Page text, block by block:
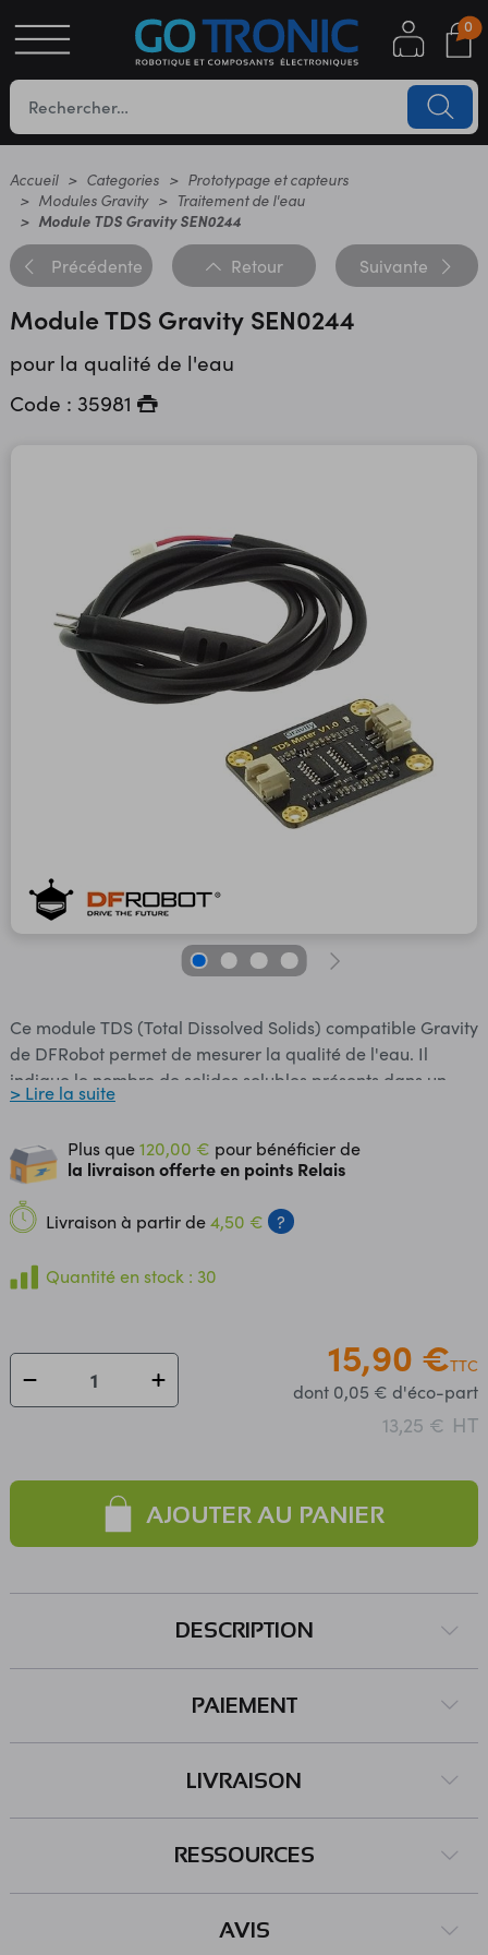
0
Accueil Categories
Prototypage et capteurs
Modules Gravity
Traitement de l'eau
Module TDS Gravity SEN0244
Précédente Retour Suivante
Module TDS Gravity SEN0244
pour la qualité de l'eau
Code : 35981
Ce module TDS (Total Dissolved Solids) compatible Gravity
de DFRobot permet de mesurer la qualité de l'eau. Il
indique le nombre de solides solubles présents dans un
litre d'eau. Plus la valeur en sortie du capteur est élevée et
de mesure étanche TDS à deux aiguilles pouvant être
immergée pendant une longue durée. Ce kit peut être
utilisé avec un simple programme ou avec une librairie
compatible Arduino® disponibles en fiche technique. Ce
module se raccorde sur une entrée analogique d'une carte
compatible Arduino® ou directement sur le shield
proche des bords du récipient sous peine de fausser la
Précision: ± 10% de la pleine échelle à 25°C Dimensions: 42
DFRobot: SEN0244
> Lire la suite
Plus que120,00 € pour bénéficier de
la livraison offerte en points Relais
Livraison à partir de4,50 € ?
Quantité en stock : 30
15,90 €TTC
dont 0,05 € d'éco-part
13,25 € HT
AJOUTER AU PANIER
DESCRIPTION
PAIEMENT
LIVRAISON
RESSOURCES
AVIS